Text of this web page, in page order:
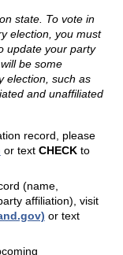
state. To vote in
election, you must
update your party
be some
election, such as
and unaffiliated
record, please
or text CHECKto
(name,
affiliation), visit
or text